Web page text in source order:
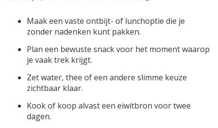
Maak een vaste ontbijt- of lunchoptie die je
zonder nadenken kunt pakken.
Plan een bewuste snack voor het moment waarop
je vaak trek krijgt.
Zet water, thee of een andere slimme keuze
zichtbaar klaar.
Kook of koop alvast een eiwitbron voor twee
dagen.